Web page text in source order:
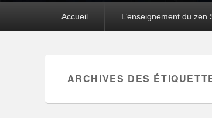
Accueil L’enseignement du zen
ARCHIVES DES